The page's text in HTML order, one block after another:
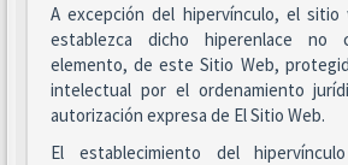
A excepción del hipervínculo, el
establezca dicho hiperenlace no
elemento, de este Sitio Web,
intelectual por el ordenamiento
autorización expresa de El Sitio Web.
El establecimiento del